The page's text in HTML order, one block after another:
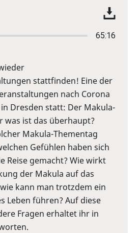
65:16
stattfinden! Eine der
nach Corona
Dresden statt: Der Makula-
was ist das überhaupt?
Makula-Thementag
Gefühlen haben sich
Reise gemacht? Wie wirkt
der Makula auf das
kann man trotzdem ein
Leben führen? Auf diese
Fragen erhaltet ihr in